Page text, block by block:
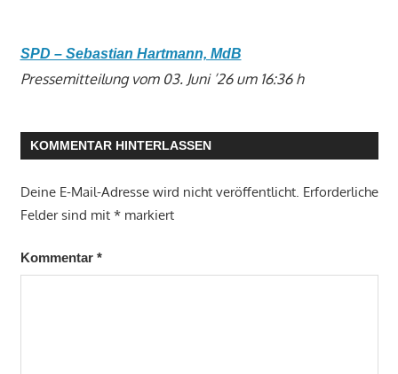
SPD – Sebastian Hartmann, MdB
Pressemitteilung vom 03. Juni ’26 um 16:36 h
KOMMENTAR HINTERLASSEN
Deine E-Mail-Adresse wird nicht veröffentlicht. Erforderliche
Felder sind mit *markiert
Kommentar *